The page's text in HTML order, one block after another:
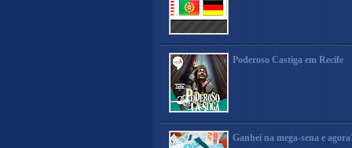
Poderoso Castiga em Recife
Ganhei na mega-sena e